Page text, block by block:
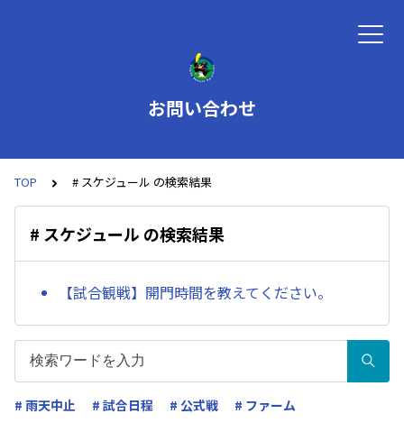
お問い合わせ
TOP # スケジュール の検索結果
# スケジュール の検索結果
【試合観戦】開門時間を教えてください。
# 雨天中止 # 試合日程 # 公式戦
# ファーム